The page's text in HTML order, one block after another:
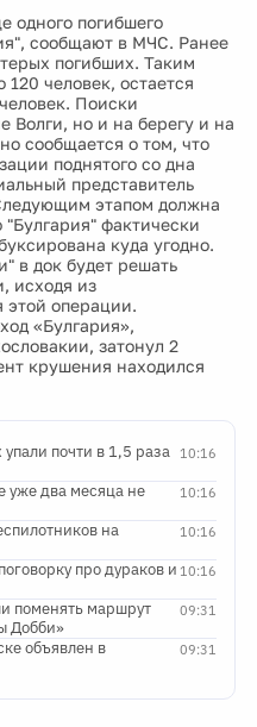
одного погибшего
сообщают в МЧС. Ранее
погибших. Таким
человек, остается
Поиски
Волги, но и на берегу и на
сообщается о том, что
поднятого со дна
представитель
этапом должна
"Булгария" фактически
куда угодно.
в док будет решать
исходя из
этой операции.
«Булгария»,
затонул 2
крушения находился
10:16
почти в 1,5 раза
10:16
уже два месяца не
10:16
на
10:16
про дураков и
09:31
поменять маршрут
Добби»
09:31
объявлен в